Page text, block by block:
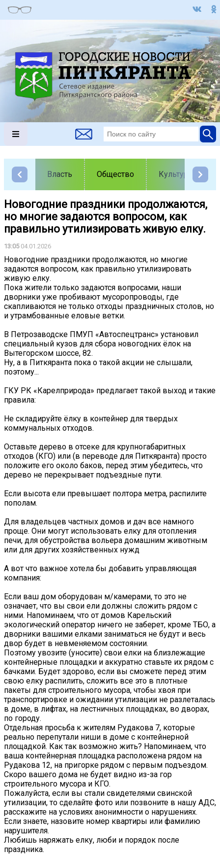
Власть Общество Культура
Новогодние праздники продолжаются,
но многие задаются вопросом, как
правильно утилизировать живую елку.
13:0504.01.2026
Новогодние праздники продолжаются, но многие
задаются вопросом, как правильно утилизировать
живую елку.
Пока жители только задаются вопросами, наши
дворники уже пробивают мусоропроводы, где
скапливаются не только отходы праздничных столов, но
и утрамбованные еловые ветки.
В Петрозаводске ПМУП «Автоспецтранс» установил
специальный кузов для сбора новогодних ёлок на
Вытегорском шоссе, 82.
Ну, а в Питкяранта пока о такой акции не слышали,
поэтому...
ГКУ РК «Карелприрода» предлагает такой выход и такие
правила:
Не складируйте ёлку в контейнер для твердых
коммунальных отходов.
Оставьте дерево в отсеке для крупногабаритных
отходов (КГО) или (в переводе для Питкяранта) просто
положите его около баков, перед этим убедитесь, что
дерево не перекрывает подъездные пути.
Если высота ели превышает полтора метра, распилите
пополам.
Для владельцев частных домов и дач все намного
проще. Они могут использовать елку для отопления
печи, для обустройства вольера домашним животным
или для других хозяйственных нужд
А вот что важное хотела бы добавить управляющая
компания:
Если ваш дом оборудован м/камерами, то это не
означает, что вы свои ели должны сложить рядом с
ними. Напоминаем, что от домов Карельский
экологический оператор ничего не заберет, кроме ТБО, а
дворники вашими елками заниматься не будут и весь
двор будет в невменяемом состоянии.
Поэтому увозите (уносите) свои елки на близлежащие
контейнерные площадки и аккуратно ставьте их рядом с
бачками. Будет здорово, если вы сможете перед этим
свою елку распилить, сложить все это в плотные
пакеты для строительного мусора, чтобы хвоя при
транспортировке и ожидании утилизации не разлеталась
в доме, в лифтах, на лестничных площадках, во дворах,
по городу.
Отдельная просьба к жителям Рудакова 7, которые
реально перепутали ниши в доме с контейнерной
площадкой. Как так возможно жить? Напоминаем, что
ваша контейнерная площадка расположена рядом на
Рудакова 12, на пригорке рядом с первым подъездом.
Скоро вашего дома не будет видно из-за гор
строительного мусора и КГО.
Пожалуйста, если вы стали свидетелями свинской
утилизации, то сделайте фото или позвоните в нашу АДС,
расскажите на условиях анонимности о нарушениях.
Если знаете, назовите номер квартиры или фамилию
нарушителя.
Любишь наряжать елку, люби и порядок после
праздника.